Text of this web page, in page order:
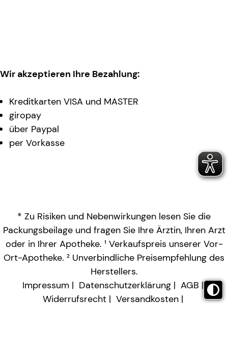
Wir akzeptieren Ihre Bezahlung:
Kreditkarten VISA und MASTER
giropay
über Paypal
per Vorkasse
* Zu Risiken und Nebenwirkungen lesen Sie die
Packungsbeilage und fragen Sie Ihre Ärztin, Ihren Arzt
oder in Ihrer Apotheke. ¹ Verkaufspreis unserer Vor-
Ort-Apotheke. ² Unverbindliche Preisempfehlung des
Herstellers.
Impressum
Datenschutzerklärung
AGB
Widerrufsrecht
Versandkosten